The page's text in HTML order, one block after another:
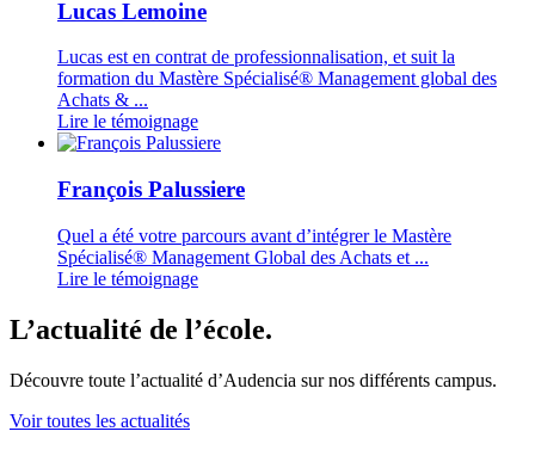
Lucas Lemoine
Lucas est en contrat de professionnalisation, et suit la
formation du Mastère Spécialisé® Management global des
Achats & ...
Lire le témoignage
François Palussiere
Quel a été votre parcours avant d’intégrer le Mastère
Spécialisé® Management Global des Achats et ...
Lire le témoignage
L’actualité de l’école.
Découvre toute l’actualité d’Audencia sur nos différents campus.
Voir toutes les actualités